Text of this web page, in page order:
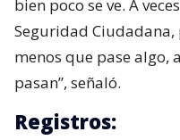
bien poco se ve. A
Seguridad Ciudadana,
menos que pase algo,
pasan”, señaló.
Registros: